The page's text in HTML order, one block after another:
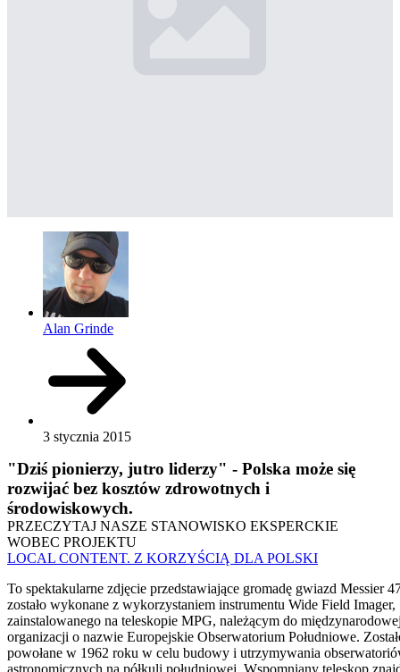
Alan Grinde
3 stycznia 2015
"Dziś pionierzy, jutro liderzy" - Polska może się
rozwijać bez kosztów zdrowotnych i
środowiskowych.
PRZECZYTAJ NASZE STANOWISKO EKSPERCKIE
WOBEC PROJEKTU
LOCAL CONTENT. Z KORZYŚCIĄ DLA POLSKI
To spektakularne zdjęcie przedstawiające gromadę gwiazd Messier
zostało wykonane z wykorzystaniem instrumentu Wide Field Imager,
zainstalowanego na teleskopie MPG, należącym do
organizacji o nazwie Europejskie Obserwatorium Południowe.
powołane w 1962 roku w celu budowy i utrzymywania
astronomicznych na półkuli południowej. Wspomniany teleskop